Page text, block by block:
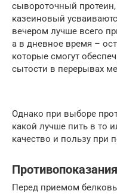
сывороточный
казеиновый
вечером лучше всего
а в дневное время –
которые смогут
сытости в перерывах
Однако при выборе
какой лучше пить в то
качество и пользу при
Перед приемом